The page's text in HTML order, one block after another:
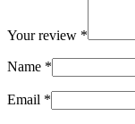
Your review *
Name *
Email *